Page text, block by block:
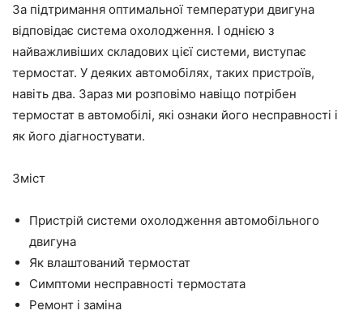
За підтримання оптимальної температури двигуна
відповідає система охолодження. І однією з
найважливіших складових цієї системи, виступає
термостат. У деяких автомобілях, таких пристроїв,
навіть два. Зараз ми розповімо навіщо потрібен
термостат в автомобілі, які ознаки його несправності і
як його діагностувати.
Зміст
Пристрій системи охолодження автомобільного
двигуна
Як влаштований термостат
Симптоми несправності термостата
Ремонт і заміна